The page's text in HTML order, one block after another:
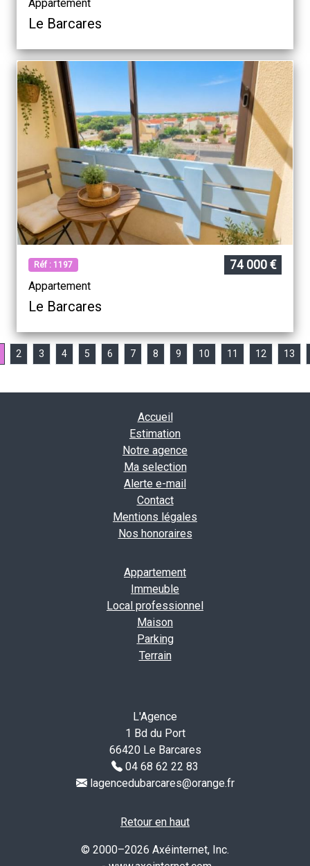
Appartement
Le Barcares
Réf : 1197 74 000 €
Appartement
Le Barcares
2 3 4 5 6 7 8 9 10 11 12 13
Accueil
Estimation
Notre agence
Ma selection
Alerte e-mail
Contact
Mentions légales
Nos honoraires
Appartement
Immeuble
Local professionnel
Maison
Parking
Terrain
L'Agence
1 Bd du Port
66420 Le Barcares
04 68 62 22 83
lagencedubarcares@orange.fr
Retour en haut
© 2000–2026 Axéinternet, Inc.